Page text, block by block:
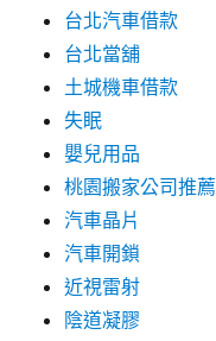
台北汽車借款
台北當舖
土城機車借款
失眠
嬰兒用品
桃園搬家公司推薦
汽車晶片
汽車開鎖
近視雷射
陰道凝膠